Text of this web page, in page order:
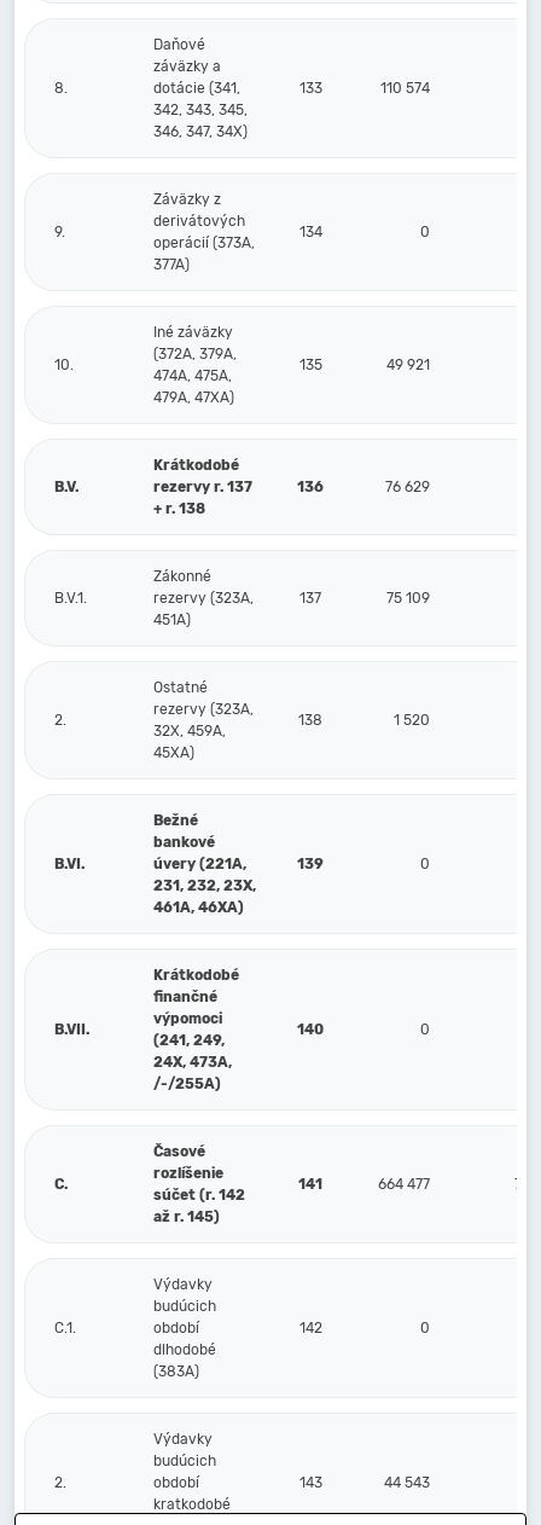
8.
Daňové
záväzky a
dotácie (341,
342, 343, 345,
346, 347, 34X)
133 110 574
9.
Záväzky z
derivátových
operácií (373A,
377A)
134 0
10.
Iné záväzky
(372A, 379A,
474A, 475A,
479A, 47XA)
135 49 921
B.V.
Krátkodobé
rezervy r. 137
+ r. 138
136 76 629
B.V.1.
Zákonné
rezervy (323A,
451A)
137 75 109
2.
Ostatné
rezervy (323A,
32X, 459A,
45XA)
138 1 520
B.VI.
Bežné
bankové
úvery (221A,
231, 232, 23X,
461A, 46XA)
139 0
B.VII.
Krátkodobé
finančné
výpomoci
(241, 249,
24X, 473A,
/-/255A)
140 0
C.
Časové
rozlíšenie
súčet (r. 142
až r. 145)
141 664 477
C.1.
Výdavky
budúcich
období
dlhodobé
(383A)
142 0
2.
Výdavky
budúcich
období
kratkodobé
143 44 543